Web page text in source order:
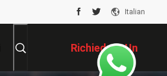
Italian
Richiedere Un